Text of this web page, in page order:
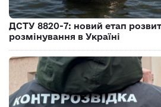
ДСТУ 8820-7: новий етап
розмінування в Україні